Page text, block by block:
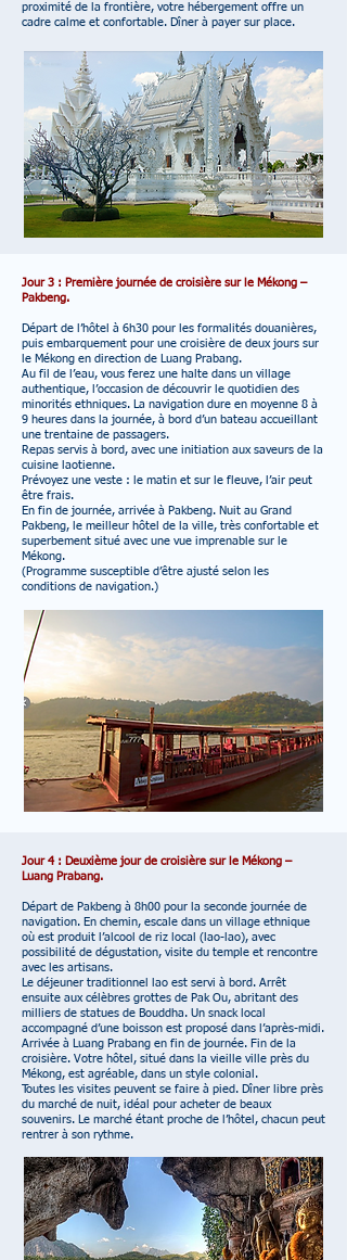
proximité de la frontière, votre hébergement offre un
cadre calme et confortable. Dîner à payer sur place.
Jour 3 : Première journée de croisière sur le Mékong –
Pakbeng.
Départ de l’hôtel à 6h30 pour les formalités douanières,
puis embarquement pour une croisière de deux jours sur
le Mékong en direction de Luang Prabang.
Au fil de l’eau, vous ferez une halte dans un village
authentique, l’occasion de découvrir le quotidien des
minorités ethniques. La navigation dure en moyenne 8 à
9 heures dans la journée, à bord d’un bateau accueillant
une trentaine de passagers.
Repas servis à bord, avec une initiation aux saveurs de la
cuisine laotienne.
Prévoyez une veste : le matin et sur le fleuve, l’air peut
être frais.
En fin de journée, arrivée à Pakbeng. Nuit au Grand
Pakbeng, le meilleur hôtel de la ville, très confortable et
superbement situé avec une vue imprenable sur le
Mékong.
(Programme susceptible d’être ajusté selon les
conditions de navigation.)
Jour 4 : Deuxième jour de croisière sur le Mékong –
Luang Prabang.
Départ de Pakbeng à 8h00 pour la seconde journée de
navigation. En chemin, escale dans un village ethnique
où est produit l’alcool de riz local (lao-lao), avec
possibilité de dégustation, visite du temple et rencontre
avec les artisans.
Le déjeuner traditionnel lao est servi à bord. Arrêt
ensuite aux célèbres grottes de Pak Ou, abritant des
milliers de statues de Bouddha. Un snack local
accompagné d’une boisson est proposé dans l’après-midi.
Arrivée à Luang Prabang en fin de journée. Fin de la
croisière. Votre hôtel, situé dans la vieille ville près du
Mékong, est agréable, dans un style colonial.
Toutes les visites peuvent se faire à pied. Dîner libre près
du marché de nuit, idéal pour acheter de beaux
souvenirs. Le marché étant proche de l’hôtel, chacun peut
rentrer à son rythme.